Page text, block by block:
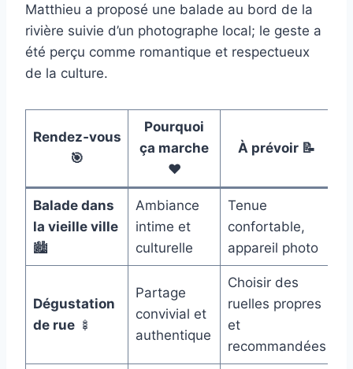
Matthieu a proposé une balade au bord de la
rivière suivie d’un photographe local; le geste a
été perçu comme romantique et respectueux
de la culture.
Rendez‑vous
🎯
Pourquoi
ça marche
❤️
À prévoir 📝
Balade dans
la vieille ville
🏙️
Ambiance
intime et
culturelle
Tenue
confortable,
appareil photo
Dégustation
de rue🍢
Partage
convivial et
authentique
Choisir des
ruelles propres
et
recommandées